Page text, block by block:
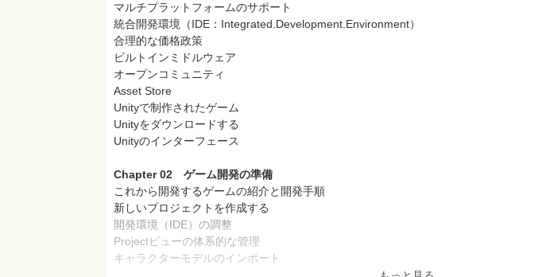
マルチプラットフォームのサポート
統合開発環境（IDE：Integrated.Development.Environment）
合理的な価格政策
ビルトインミドルウェア
オープンコミュニティ
Asset Store
Unityで制作されたゲーム
Unityをダウンロードする
Unityのインターフェース
Chapter 02 ゲーム開発の準備
これから開発するゲームの紹介と開発手順
新しいプロジェクトを作成する
開発環境（IDE）の調整
Projectビューの体系的な管理
キャラクターモデルのインポート